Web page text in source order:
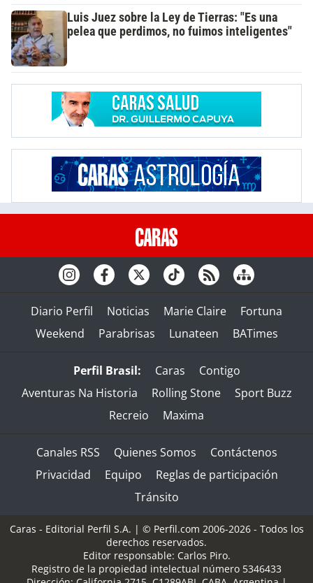
Luis Juez sobre la Ley de Tierras: "Es una
pelea que perdimos, no fuimos inteligentes"
Diario Perfil Noticias Marie Claire
Fortuna
Weekend
Parabrisas Lunateen BATimes
Perfil Brasil: Caras
Contigo
Aventuras Na Historia
Rolling Stone
Sport Buzz
Recreio
Maxima
Canales RSS Quienes Somos
Contáctenos
Privacidad
Equipo
Reglas de participación
Tránsito
Caras - Editorial Perfil S.A. | © Perfil.com 2006-2026 - Todos los
derechos reservados.
Editor responsable: Carlos Piro.
Registro de la propiedad intelectual número 5346433